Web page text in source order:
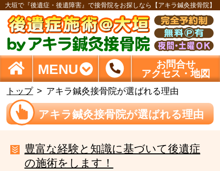
大垣で『後遺症・後遺障害』で接骨院をお探しなら【アキラ鍼灸接骨院】
MENU
お問合せ
アクセス・地図
トップ アキラ鍼灸接骨院が選ばれる理由
アキラ鍼灸接骨院が選ばれる理由
豊富な経験と知識に基づいて後遺症
の施術をします！